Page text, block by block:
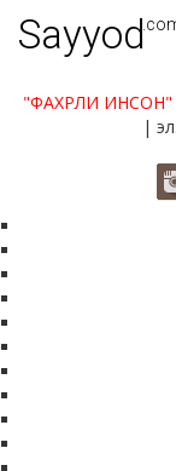
Sayyod
"ФАХРЛИ ИНСОН"
|